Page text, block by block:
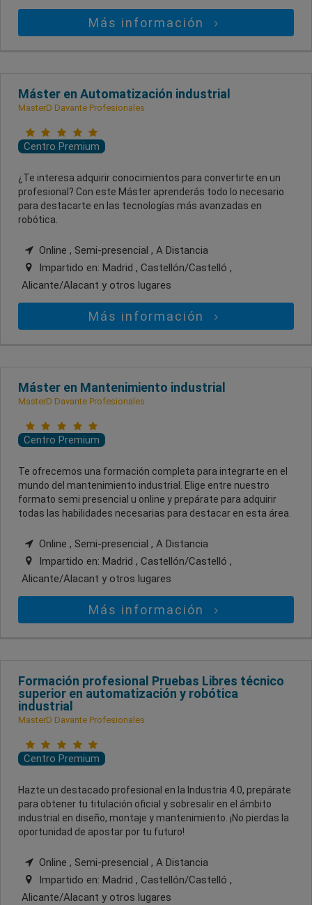
Más información
Máster en Automatización industrial
MasterD Davante Profesionales
Centro Premium
¿Te interesa adquirir conocimientos para convertirte en un
profesional? Con este Máster aprenderás todo lo necesario
para destacarte en las tecnologías más avanzadas en
robótica.
Online , Semi-presencial , A Distancia
Impartido en: Madrid , Castellón/Castelló ,
Alicante/Alacant y otros lugares
Más información
Máster en Mantenimiento industrial
MasterD Davante Profesionales
Centro Premium
Te ofrecemos una formación completa para integrarte en el
mundo del mantenimiento industrial. Elige entre nuestro
formato semi presencial u online y prepárate para adquirir
todas las habilidades necesarias para destacar en esta área.
Online , Semi-presencial , A Distancia
Impartido en: Madrid , Castellón/Castelló ,
Alicante/Alacant y otros lugares
Más información
Formación profesional Pruebas Libres técnico
superior en automatización y robótica
industrial
MasterD Davante Profesionales
Centro Premium
Hazte un destacado profesional en la Industria 4.0, prepárate
para obtener tu titulación oficial y sobresalir en el ámbito
industrial en diseño, montaje y mantenimiento. ¡No pierdas la
oportunidad de apostar por tu futuro!
Online , Semi-presencial , A Distancia
Impartido en: Madrid , Castellón/Castelló ,
Alicante/Alacant y otros lugares